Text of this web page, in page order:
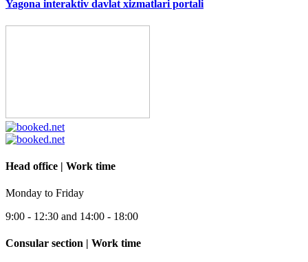
Yagona interaktiv davlat xizmatlari portali
Head office | Work time
Monday to Friday
9:00 - 12:30 and 14:00 - 18:00
Consular section | Work time